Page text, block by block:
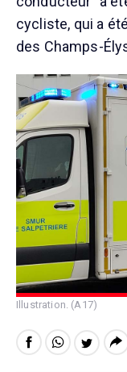
cycliste, qui a
des Champs-
Illustration. (A17)